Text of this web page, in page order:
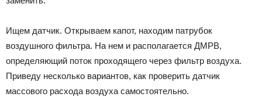
Ищем датчик. Открываем капот, находим патрубок
воздушного фильтра. На нем и располагается ДМРВ,
определяющий поток проходящего через фильтр воздуха.
Приведу несколько вариантов, как проверить датчик
массового расхода воздуха самостоятельно.